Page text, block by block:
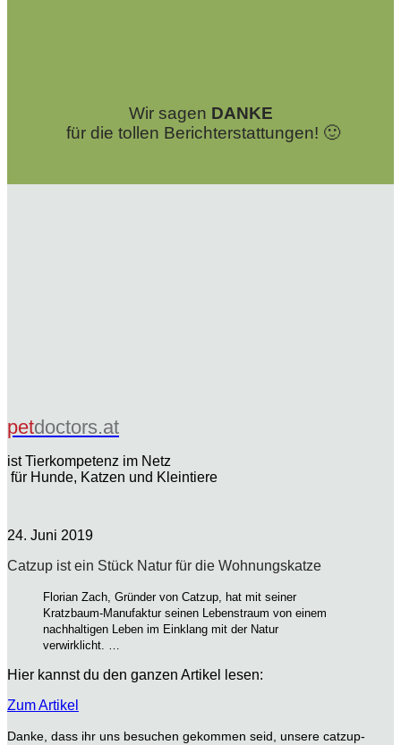
Wir sagen DANKE
für die tollen Berichterstattungen! 🙂
petdoctors.at
ist Tierkompetenz im Netz
für Hunde, Katzen und Kleintiere
24. Juni 2019
Catzup ist ein Stück Natur für die Wohnungskatze
Florian Zach, Gründer von Catzup, hat mit seiner
Kratzbaum-Manufaktur seinen Lebenstraum von einem
nachhaltigen Leben im Einklang mit der Natur
verwirklicht. …
Hier kannst du den ganzen Artikel lesen:
Zum Artikel
Danke, dass ihr uns besuchen gekommen seid, unsere catzup-